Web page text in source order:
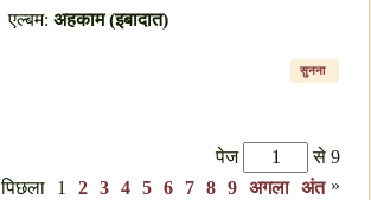
एल्बम: अहकाम (इबादात)
सुनना
पेज
से 9
पिछला 1 2 3 4 5 6 7 8 9 अगला अंत »